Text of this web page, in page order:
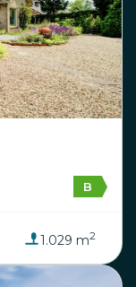
B
1.029 m2